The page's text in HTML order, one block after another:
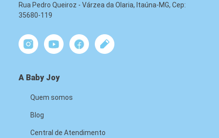
Rua Pedro Queiroz - Várzea da Olaria, Itaúna-MG, Cep:
35680-119
A Baby Joy
Quem somos
Blog
Central de Atendimento